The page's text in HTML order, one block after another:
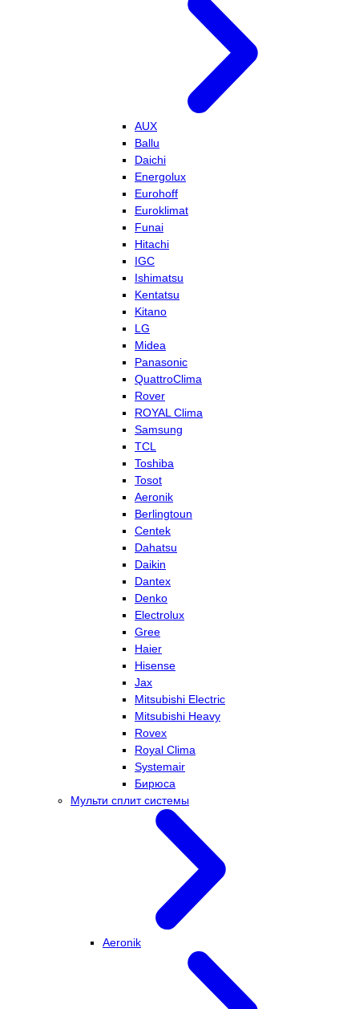
AUX
Ballu
Daichi
Energolux
Eurohoff
Euroklimat
Funai
Hitachi
IGC
Ishimatsu
Kentatsu
Kitano
LG
Midea
Panasonic
QuattroClima
Rover
ROYAL Clima
Samsung
TCL
Toshiba
Tosot
Aeronik
Berlingtoun
Centek
Dahatsu
Daikin
Dantex
Denko
Electrolux
Gree
Haier
Hisense
Jax
Mitsubishi Electric
Mitsubishi Heavy
Rovex
Royal Clima
Systemair
Бирюса
Мульти сплит системы
Aeronik